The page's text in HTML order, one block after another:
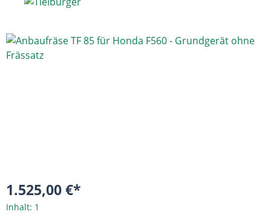
Bildergalerie überspringen
1.525,00 €*
Inhalt: 1